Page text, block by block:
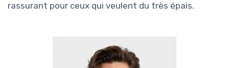
rassurant pour ceux qui veulent du très épais.